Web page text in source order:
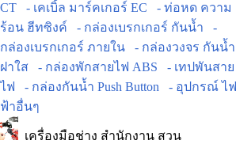
CT
- เคเบิ้ล มาร์คเกอร์ EC
- ท่อหด ความ
ร้อน ฮีทซิงค์
- กล่องเบรกเกอร์ กันน้ำ
-
กล่องเบรกเกอร์ ภายใน
- กล่องวงจร กันน้ำ
ฝาใส
- กล่องพักสายไฟ ABS
- เทปพันสาย
ไฟ
- กล่องกันน้ำ Push Button
- อุปกรณ์ ไฟ
ฟ้าอื่นๆ
เครื่องมือช่าง สำนักงาน สวน